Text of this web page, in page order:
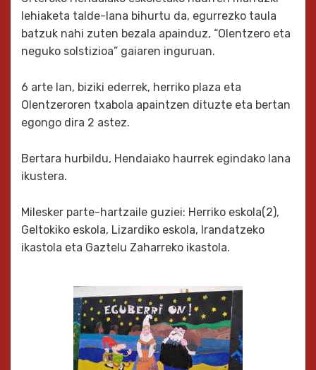
lehiaketa talde-lana bihurtu da, egurrezko taula
batzuk nahi zuten bezala apainduz, “Olentzero eta
neguko solstizioa” gaiaren inguruan.
6 arte lan, biziki ederrek, herriko plaza eta
Olentzeroren txabola apaintzen dituzte eta bertan
egongo dira 2 astez.
Bertara hurbildu, Hendaiako haurrek egindako lana
ikustera.
Milesker parte-hartzaile guziei: Herriko eskola(2),
Geltokiko eskola, Lizardiko eskola, Irandatzeko
ikastola eta Gaztelu Zaharreko ikastola.